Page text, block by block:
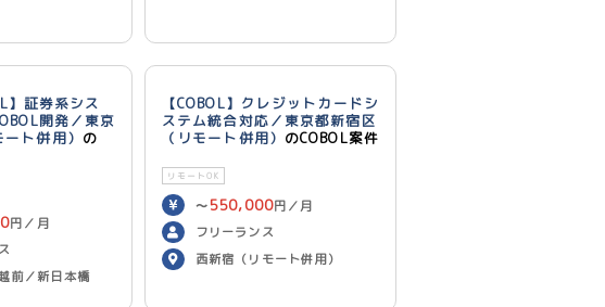
】証券系シス
開発／東京
ト併用） の
円／月
前／新日本橋
【COBOL】クレジットカードシ
ステム統合対応／東京都新宿区
（リモート併用） のCOBOL案件
リモートOK
〜 550,000円／月
フリーランス
西新宿（リモート併用）